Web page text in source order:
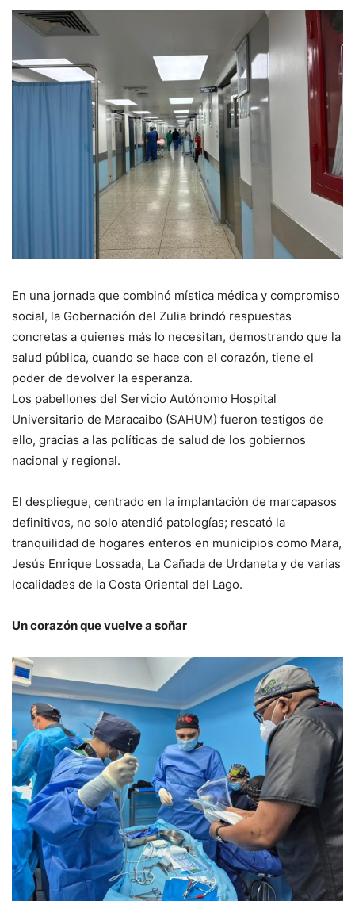
En una jornada que combinó mística médica y compromiso
social, la Gobernación del Zulia brindó respuestas
concretas a quienes más lo necesitan, demostrando que la
salud pública, cuando se hace con el corazón, tiene el
poder de devolver la esperanza.
Los pabellones del Servicio Autónomo Hospital
Universitario de Maracaibo (SAHUM) fueron testigos de
ello, gracias a las políticas de salud de los gobiernos
nacional y regional.
El despliegue, centrado en la implantación de marcapasos
definitivos, no solo atendió patologías; rescató la
tranquilidad de hogares enteros en municipios como Mara,
Jesús Enrique Lossada, La Cañada de Urdaneta y de varias
localidades de la Costa Oriental del Lago.
Un corazón que vuelve a soñar